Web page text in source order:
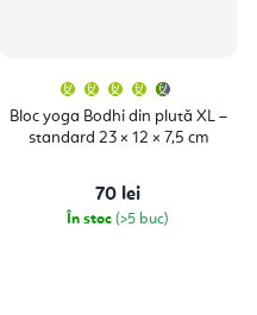
Bloc yoga Bodhi din plută XL –
standard 23 × 12 × 7,5 cm
a
este
70 lei
În stoc (>5 buc)